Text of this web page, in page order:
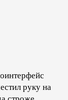
руку на